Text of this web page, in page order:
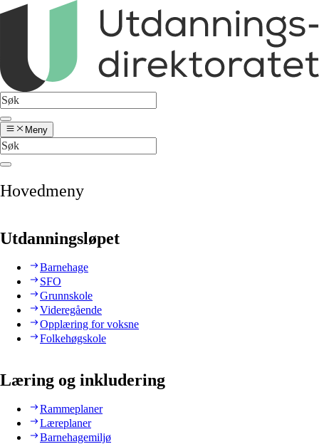
Meny
Hovedmeny
Utdanningsløpet
Barnehage
SFO
Grunnskole
Videregående
Opplæring for voksne
Folkehøgskole
Læring og inkludering
Rammeplaner
Læreplaner
Barnehagemiljø